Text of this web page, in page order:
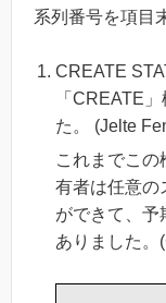
系列番号を項目
CREATE
「CREATE
た。 (Jelte
これまでこ
有者は任意の
ができて、予
ありました。